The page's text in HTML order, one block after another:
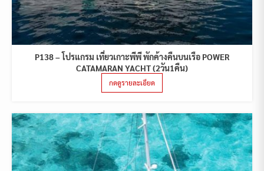
P138 – โปรแกรม เที่ยวเกาะพีพี พักค้างคืนบนเรือ POWER
CATAMARAN YACHT (2วัน1คืน)
กดดูรายละเอียด